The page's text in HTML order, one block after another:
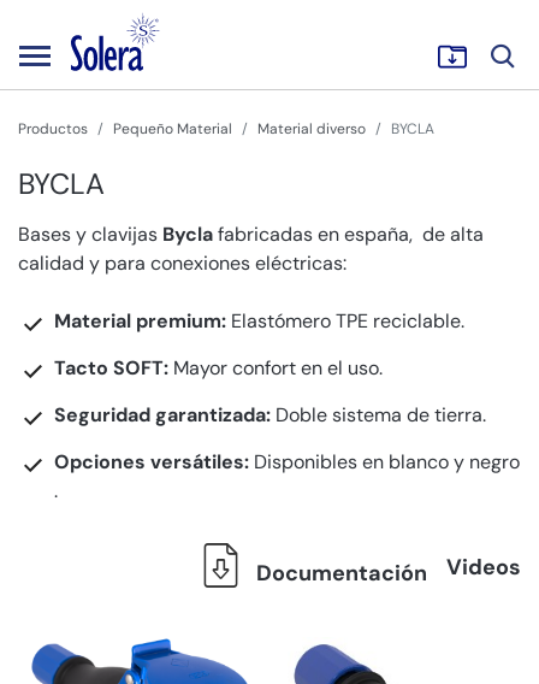
Productos Pequeño Material Material diverso BYCLA
BYCLA
Bases y clavijas Byclafabricadas en españa, de alta
calidad y para conexiones eléctricas:
Material premium: Elastómero TPE reciclable.
Tacto SOFT: Mayor confort en el uso.
Seguridad garantizada: Doble sistema de tierra.
Opciones versátiles: Disponibles en blanco y negro
.
Documentación Videos